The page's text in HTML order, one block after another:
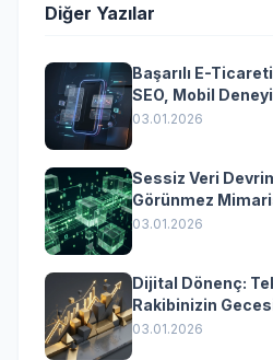
Diğer Yazılar
Başarılı E-
SEO, Mobil
Yazılımın
03.01.2026
Sessiz Veri
Görünmez
Dönüşümün
03.01.2026
Dijital Dönenç:
Rakibinizin
(Kurumsal
03.01.2026